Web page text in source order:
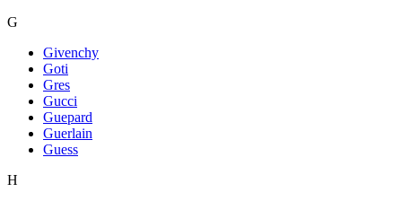
G
Givenchy
Goti
Gres
Gucci
Guepard
Guerlain
Guess
H